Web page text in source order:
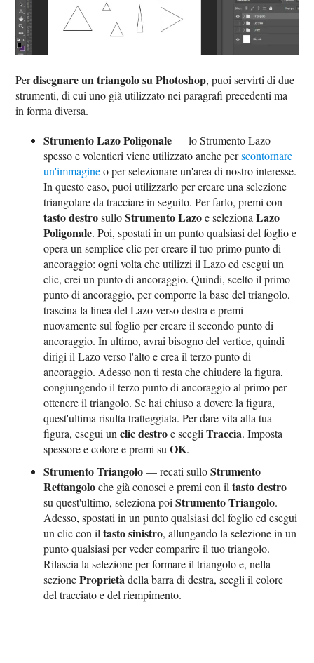
Perdisegnare un triangolo su Photoshop, puoi servirti di due
strumenti, di cui uno già utilizzato nei paragrafi precedenti ma
in forma diversa.
Strumento Lazo Poligonale— lo Strumento Lazo
spesso e volentieri viene utilizzato anche perscontornare
un'immagineo per selezionare un'area di nostro interesse.
In questo caso, puoi utilizzarlo per creare una selezione
triangolare da tracciare in seguito. Per farlo, premi con
tasto destrosulloStrumento Lazoe selezionaLazo
Poligonale. Poi, spostati in un punto qualsiasi del foglio e
opera un semplice clic per creare il tuo primo punto di
ancoraggio: ogni volta che utilizzi il Lazo ed esegui un
clic, crei un punto di ancoraggio. Quindi, scelto il primo
punto di ancoraggio, per comporre la base del triangolo,
trascina la linea del Lazo verso destra e premi
nuovamente sul foglio per creare il secondo punto di
ancoraggio. In ultimo, avrai bisogno del vertice, quindi
dirigi il Lazo verso l'alto e crea il terzo punto di
ancoraggio. Adesso non ti resta che chiudere la figura,
congiungendo il terzo punto di ancoraggio al primo per
ottenere il triangolo. Se hai chiuso a dovere la figura,
quest'ultima risulta tratteggiata. Per dare vita alla tua
figura, esegui unclic destroe scegliTraccia. Imposta
spessore e colore e premi suOK.
Strumento Triangolo— recati sulloStrumento
Rettangoloche già conosci e premi con iltasto destro
su quest'ultimo, seleziona poiStrumento Triangolo.
Adesso, spostati in un punto qualsiasi del foglio ed esegui
un clic con iltasto sinistro, allungando la selezione in un
punto qualsiasi per veder comparire il tuo triangolo.
Rilascia la selezione per formare il triangolo e, nella
sezioneProprietàdella barra di destra, scegli il colore
del tracciato e del riempimento.